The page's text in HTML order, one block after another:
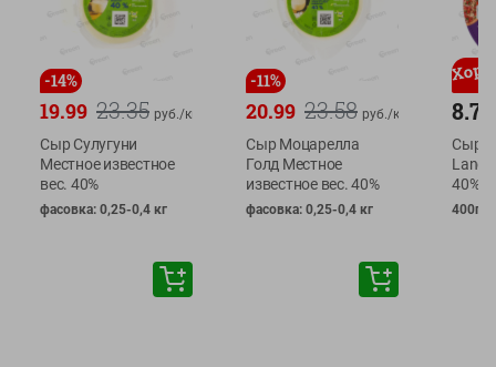
-14%
23.35
19.99 руб./кг
Сыр Сулугуни
Местное известное
вес. 40%
фасовка: 0,25-0,4 кг
-11%
23.58
20.99 руб./кг
Сыр Моцарелла
Голд Местное
известное вес. 40%
фасовка: 0,25-0,4 кг
8.79
Сыр
40%
400г